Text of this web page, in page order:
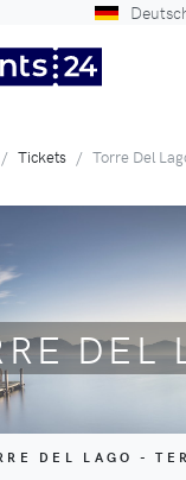
Tickets Torre Del
DEL
DEL LAGO -